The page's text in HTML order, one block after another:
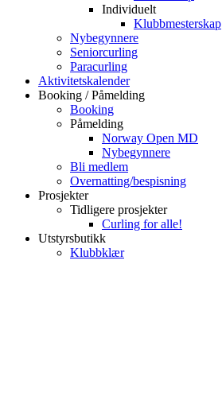
Individuelt
Klubbmesterskap
Nybegynnere
Seniorcurling
Paracurling
Aktivitetskalender
Booking / Påmelding
Booking
Påmelding
Norway Open MD
Nybegynnere
Bli medlem
Overnatting/bespisning
Prosjekter
Tidligere prosjekter
Curling for alle!
Utstyrsbutikk
Klubbklær